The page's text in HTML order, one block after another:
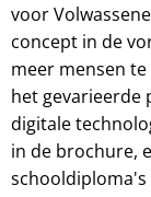
voor
concept in de
meer mensen
het gevarieerde
digitale
in de brochure,